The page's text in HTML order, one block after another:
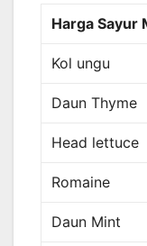
Harga Sayur
Kol ungu
Daun Thyme
Head lettuce
Romaine
Daun Mint